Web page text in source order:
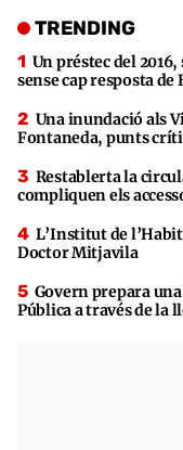
TRENDING
Un préstec del
sense cap resposta de
Una inundació als
Fontaneda, punts
Restablerta la
compliquen els
L’Institut de
Doctor Mitjavila
Govern prepara
Pública a través de la